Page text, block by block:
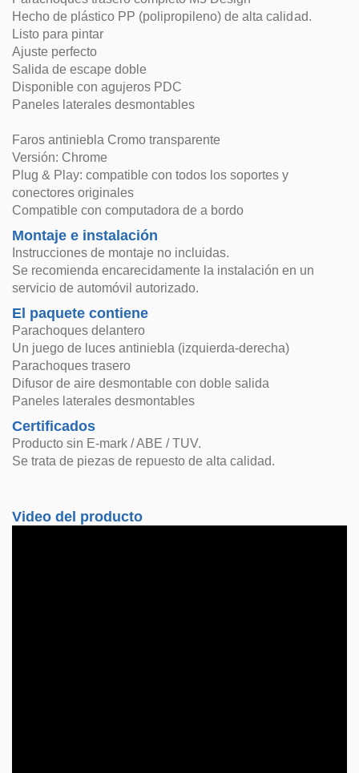
Hecho de plástico PP (polipropileno) de alta calidad.
Listo para pintar
Ajuste perfecto
Salida de escape doble
Disponible con agujeros PDC
Paneles laterales desmontables
Faros antiniebla Cromo transparente
Versión: Chrome
Plug & Play: compatible con todos los soportes y
conectores originales
Compatible con computadora de a bordo
Montaje e instalación
Instrucciones de montaje no incluidas.
Se recomienda encarecidamente la instalación en un
servicio de automóvil autorizado.
El paquete contiene
Parachoques delantero
Un juego de luces antiniebla (izquierda-derecha)
Parachoques trasero
Difusor de aire desmontable con doble salida
Paneles laterales desmontables
Certificados
Producto sin E-mark / ABE / TUV.
Se trata de piezas de repuesto de alta calidad.
Video del producto